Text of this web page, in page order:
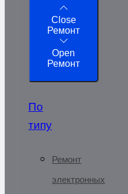
Close
Ремонт
Open
Ремонт
По
типу
Ремонт
электронных